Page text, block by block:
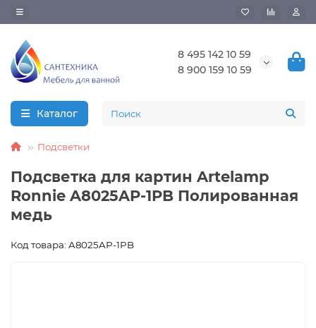
8 495 142 10 59
8 900 159 10 59
Каталог
Подсветки
Подсветка для картин Artelamp
Ronnie A8025AP-1PB Полированная
медь
Код товара: A8025AP-1PB